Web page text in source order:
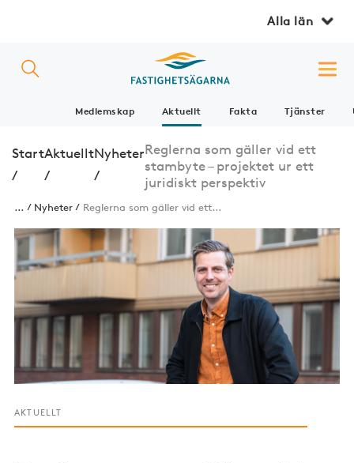
Alla län
Medlemskap Aktuellt Fakta Tjänster
Start
/
Aktuellt
/
Nyheter
/
Reglerna som gäller vid ett
stambyte – projektet ur ett
juridiskt perspektiv
... Nyheter Reglerna som gäller vid ett...
AKTUELLT